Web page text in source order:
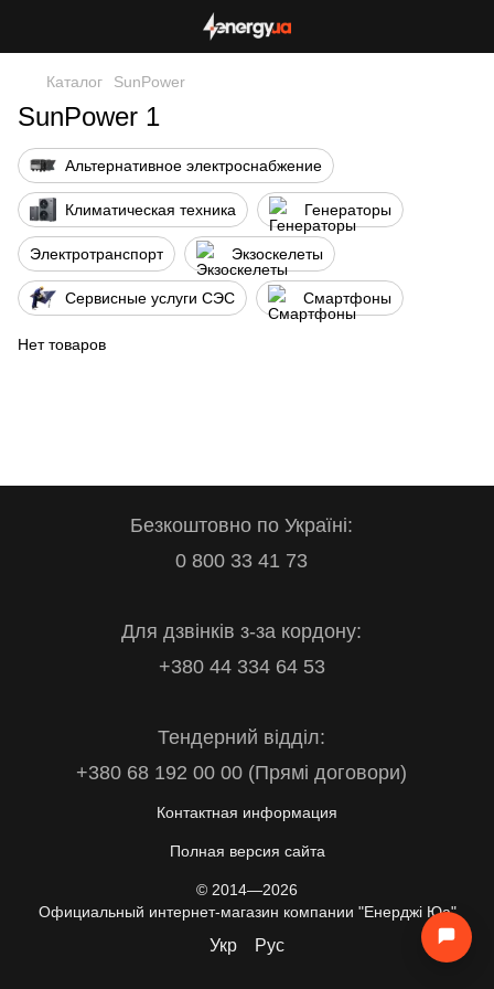
Каталог SunPower
SunPower 1
Альтернативное электроснабжение
Климатическая техника Генераторы
Электротранспорт Экзоскелеты
Сервисные услуги СЭС Смартфоны
Нет товаров
Безкоштовно по Україні:
0 800 33 41 73
Для дзвінків з-за кордону:
+380 44 334 64 53
Тендерний відділ:
+380 68 192 00 00 (Прямі договори)
Контактная информация
Полная версия сайта
© 2014—2026
Официальный интернет-магазин компании "Енерджі Юа"
Укр Рус